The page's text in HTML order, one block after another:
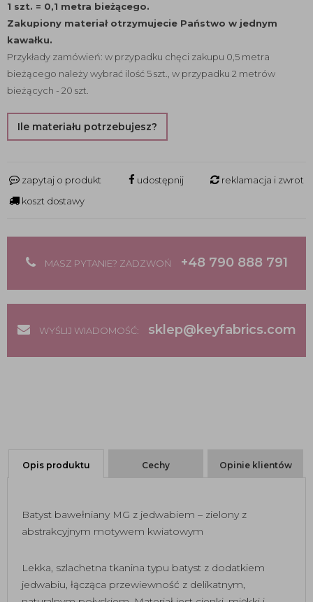
1 szt. = 0,1 metra bieżącego.
Zakupiony materiał otrzymujecie Państwo w jednym
kawałku.
Przykłady zamówień: w przypadku chęci zakupu 0,5 metra
bieżącego należy wybrać ilość 5 szt., w przypadku 2 metrów
bieżących - 20 szt.
Ile materiału potrzebujesz?
zapytaj o produkt udostępnij
reklamacja i zwrot
koszt dostawy
MASZ PYTANIE? ZADZWOŃ +48 790 888 791
WYŚLIJ WIADOMOŚĆ: sklep@keyfabrics.com
Opis produktu Cechy Opinie klientów
Batyst bawełniany MG z jedwabiem – zielony z
abstrakcyjnym motywem kwiatowym
Lekka, szlachetna tkanina typu batyst z dodatkiem
jedwabiu, łącząca przewiewność z delikatnym,